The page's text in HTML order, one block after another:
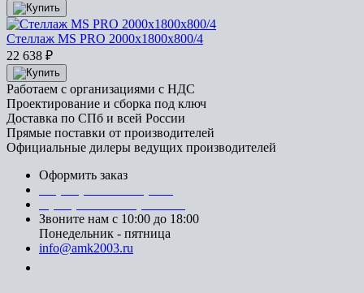
Стеллаж MS PRO 2000x1800x800/4
22 638 ₽
Работаем с организациями с НДС
Проектирование и сборка под ключ
Доставка по СПб и всей России
Прямые поставки от производителей
Официальные дилеры ведущих производителей
Оформить заказ
Звоните нам с 10:00 до 18:00
Понедельник - пятница
info@amk2003.ru